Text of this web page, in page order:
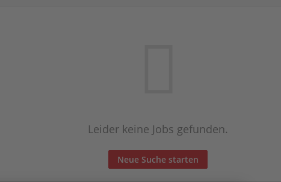
Leider keine Jobs gefunden.
Neue Suche starten